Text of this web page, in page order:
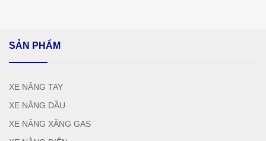
SẢN PHẨM
XE NÂNG TAY
XE NÂNG DẦU
XE NÂNG XĂNG GAS